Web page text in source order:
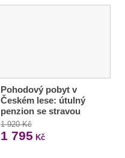
Pohodový pobyt v
Českém lese: útulný
penzion se stravou
1 920 Kč
1 795 Kč